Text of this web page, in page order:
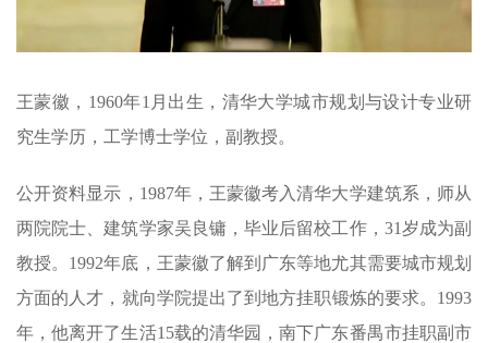
王蒙徽，1960年1月出生，清华大学城市规划与设计专业研
究生学历，工学博士学位，副教授。
公开资料显示，1987年，王蒙徽考入清华大学建筑系，师从
两院院士、建筑学家吴良镛，毕业后留校工作，31岁成为副
教授。1992年底，王蒙徽了解到广东等地尤其需要城市规划
方面的人才，就向学院提出了到地方挂职锻炼的要求。1993
年，他离开了生活15载的清华园，南下广东番禺市挂职副市